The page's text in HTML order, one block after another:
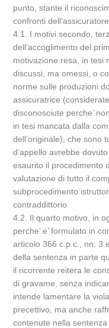
punto, stante il
confronti dell’assicuratore.
4.1. I motivi secondo,
dell’accoglimento del
motivazione resa, in tesi
discussi, ma omessi, o
norme sulle produzioni
assicuratrice
disconosciute perche’
in tesi mancata dalla
dell’originale), che sono
d’appello avrebbe
esaurito il procedimento
valutazione di tutto il
subprocedimento
contraddittorio.
4.2. Il quarto motivo, in
perche’ e’ formulato in
articolo 366 c.p.c., nn. 3
della sentenza in parte
il ricorrente reitera le
di gravame, senza
intende lamentare la
precettivo, ma anche
contenute nella